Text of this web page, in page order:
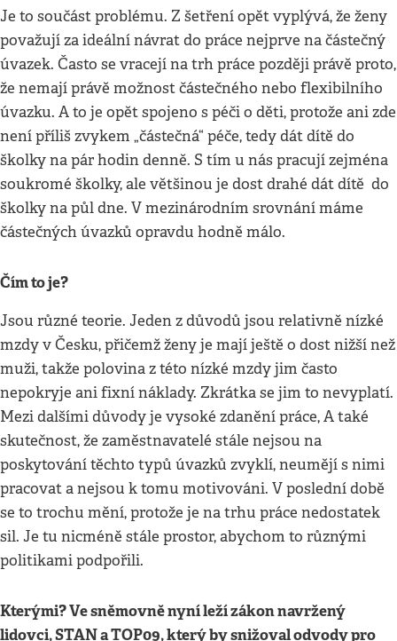
Je to součást problému. Z šetření opět vyplývá, že ženy
považují za ideální návrat do práce nejprve na částečný
úvazek. Často se vracejí na trh práce později právě proto,
že nemají právě možnost částečného nebo flexibilního
úvazku. A to je opět spojeno s péči o děti, protože ani zde
není příliš zvykem „částečná“ péče, tedy dát dítě do
školky na pár hodin denně. S tím u nás pracují zejména
soukromé školky, ale většinou je dost drahé dát dítě do
školky na půl dne. V mezinárodním srovnání máme
částečných úvazků opravdu hodně málo.
Čím to je?
Jsou různé teorie. Jeden z důvodů jsou relativně nízké
mzdy v Česku, přičemž ženy je mají ještě o dost nižší než
muži, takže polovina z této nízké mzdy jim často
nepokryje ani fixní náklady. Zkrátka se jim to nevyplatí.
Mezi dalšími důvody je vysoké zdanění práce, A také
skutečnost, že zaměstnavatelé stále nejsou na
poskytování těchto typů úvazků zvyklí, neumějí s nimi
pracovat a nejsou k tomu motivováni. V poslední době
se to trochu mění, protože je na trhu práce nedostatek
sil. Je tu nicméně stále prostor, abychom to různými
politikami podpořili.
Kterými? Ve sněmovně nyní leží zákon navržený
lidovci, STAN a TOP09, který by snižoval odvody pro